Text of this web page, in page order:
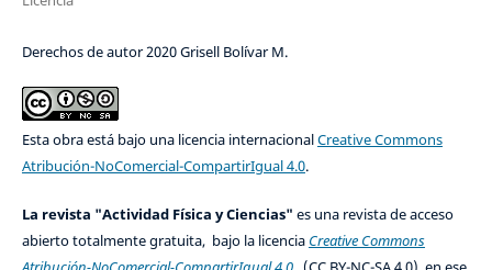
Derechos de autor 2020 Grisell Bolívar M.
Esta obra está bajo una licencia internacionalCreative Commons
Atribución-NoComercial-CompartirIgual 4.0.
La revista "Actividad Física y Ciencias" es una revista de acceso
abierto totalmente gratuita, bajo la licencia Creative Commons